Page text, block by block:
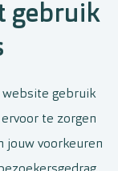
gebruik
website gebruik
te zorgen
jouw voorkeuren
houden
en